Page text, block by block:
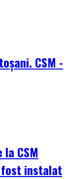
CSM -
CSM
fost instalat